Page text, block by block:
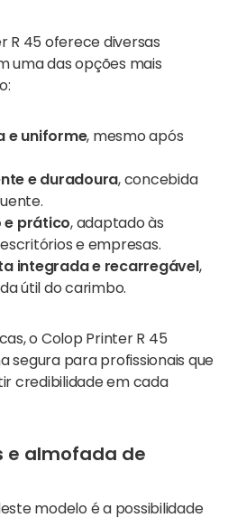
R 45 oferece diversas
uma das opções mais
e uniforme, mesmo após
e duradoura, concebida
e prático, adaptado às
e empresas.
integrada e recarregável,
útil do carimbo.
o Colop Printer R 45
segura para profissionais que
credibilidade em cada
e almofada de
modelo é a possibilidade